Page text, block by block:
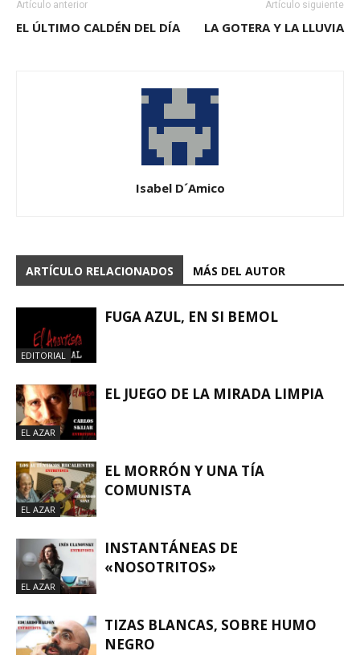
Artículo anterior
EL ÚLTIMO CALDÉN DEL DÍA
Artículo siguiente
LA GOTERA Y LA LLUVIA
Isabel D´Amico
ARTÍCULO RELACIONADOS MÁS DEL AUTOR
EDITORIAL
FUGA AZUL, EN SI BEMOL
EL AZAR
EL JUEGO DE LA MIRADA LIMPIA
EL AZAR
EL MORRÓN Y UNA TÍA
COMUNISTA
EL AZAR
INSTANTÁNEAS DE
«NOSOTRITOS»
TIZAS BLANCAS, SOBRE HUMO
NEGRO